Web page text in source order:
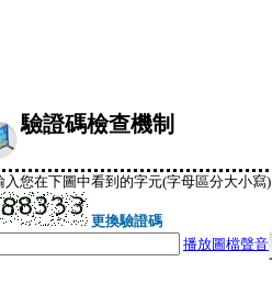
驗證碼檢查機制
入您在下圖中看到的字元(字母區分大小寫)
更換驗證碼
播放圖檔聲音